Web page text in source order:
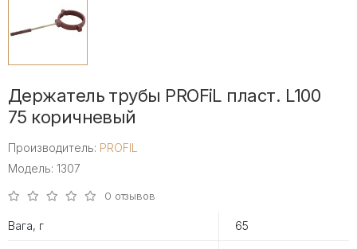
Держатель трубы PROFiL пласт. L100
75 коричневый
Производитель: PROFIL
Модель: 1307
0 отзывов
Вага, г 65